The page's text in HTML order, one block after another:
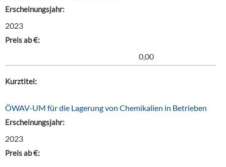
Erscheinungsjahr:
2023
Preis ab €:
0,00
Kurztitel:
ÖWAV-UM für die Lagerung von Chemikalien in Betrieben
Erscheinungsjahr:
2023
Preis ab €: